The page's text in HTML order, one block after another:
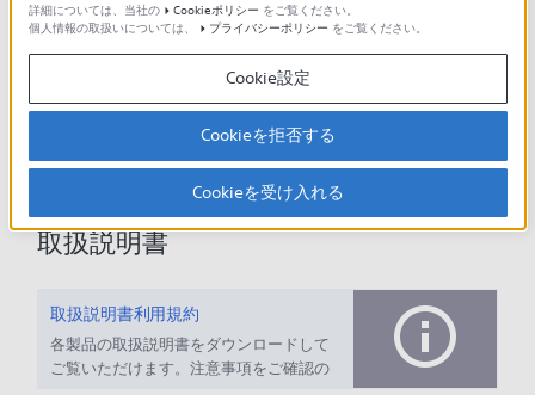
ダウンロード
現在、本ページで提供されているアップデート情報はありませ
取扱説明書
取扱説明書利用規約
各製品の取扱説明書をダウンロードして
ご覧いただけます。注意事項をご確認の
詳細については、当社の
Cookieポリシー をご覧ください。
個人情報の取扱いについては、
プライバシーポリシー をご覧ください。
Cookie設定
Cookieを拒否する
Cookieを受け入れる